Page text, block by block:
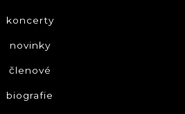
koncerty
novinky
členové
biografie